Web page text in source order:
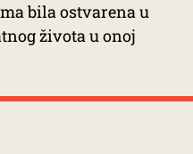
bila ostvarena u
života u onoj